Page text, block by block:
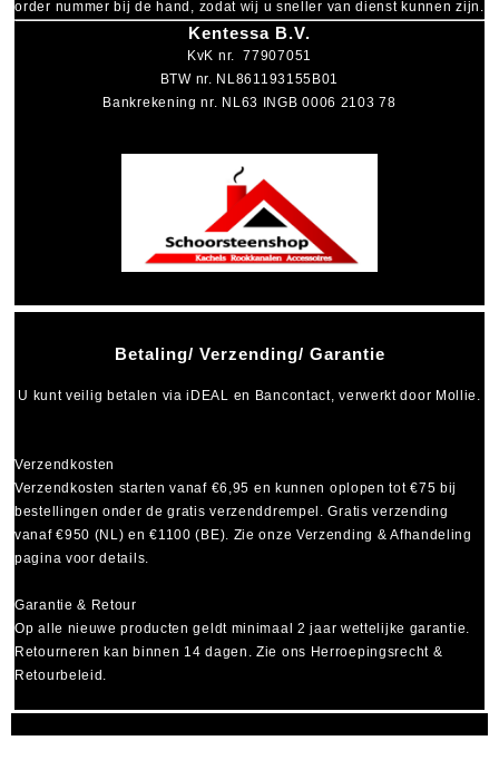
Betaling/ Verzending/ Garantie
U kunt veilig betalen viaiDEAL en Bancontact, verwerkt door Mollie.
Verzendkosten
Verzendkosten starten vanaf €6,95 en kunnen oplopen tot€75 bij
bestellingen onder de gratis verzenddrempel. Gratis verzending
vanaf €950 (NL) en €1100 (BE). Zie onze Verzending & Afhandeling
pagina voor details.
Garantie & Retour
Op alle nieuwe producten geldt minimaal2 jaar wettelijke garantie.
Retourneren kan binnen 14 dagen. Zie ons Herroepingsrecht &
Retourbeleid.
order nummer bij de hand, zodat wij u sneller van dienst kunnen zijn.
Kentessa B.V.
KvK nr. 77907051
BTW nr. NL861193155B01
Bankrekening nr. NL63 INGB 0006 2103 78